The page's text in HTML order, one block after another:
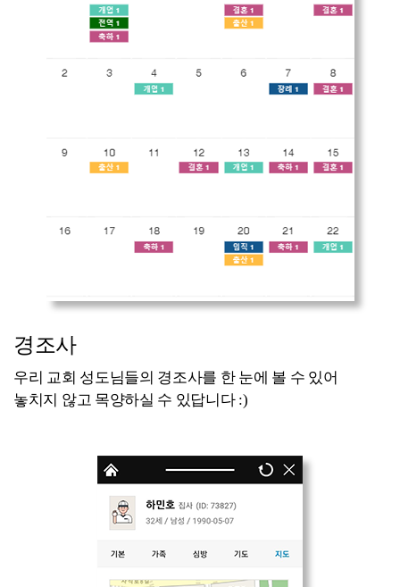
경조사
우리 교회 성도님들의 경조사를 한 눈에 볼 수 있어
놓치지 않고 목양하실 수 있답니다 :)